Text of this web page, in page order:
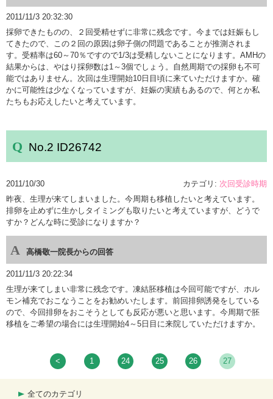
2011/11/3 20:32:30
採卵できたものの、２回受精せずに非常に残念です。今までは妊娠もし
てきたので、この２回の原因は卵子側の問題であることが推測されま
す。受精率は60～70％ですので1/3は受精しないことになります。AMHの
結果からは、やはり採卵数は1～3個でしょう。自然周期での採卵も不可
能ではありません。次回は生理開始10日目頃に来ていただけますか。確
かに可能性は少なくなっていますが、妊娠の実績もあるので、何とか私
たちもお応えしたいと考えています。
No.2 ID26742
カテゴリ: 次回受診時期
2011/10/30
昨夜、生理が来てしまいました。今周期も移植したいと考えています。
排卵を止めずに生かしタイミングも取りたいと考えていますが、どうで
すか？どんな時に受診になりますか？
高橋敬一院長からの回答
2011/11/3 20:22:34
生理が来てしまい非常に残念です。凍結胚移植は今回可能ですが、ホル
モン補充でおこなうことをお勧めいたします。前回排卵誘発をしている
ので、今回排卵をおこそうとしても反応が悪いと思います。今周期で胚
移植をご希望の場合には生理開始4～5日目に来院していただけますか。
< 1 24 25 26 27
全てのカテゴリ